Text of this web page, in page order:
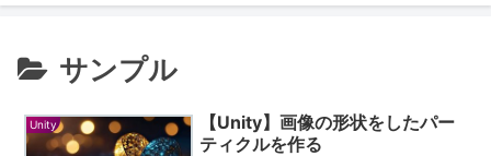
サンプル
Unity
【Unity】画像の形状をしたパー
ティクルを作る